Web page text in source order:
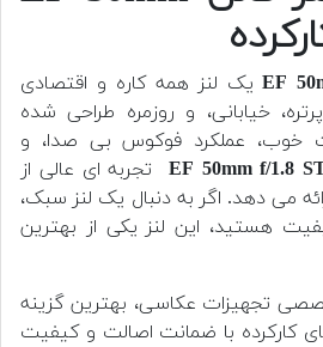
یک لنز همه کاره و اقتصادی
خیابانی، و روزمره طراحی شده
عملکرد فوکوس بی صدا، و
تجربه ای عالی از
می دهد. اگر به دنبال یک لنز سبک،
هستید، این لنز یکی از بهترین
تجهیزات عکاسی، بهترین گزینه
کارکرده با ضمانت اصالت و کیفیت